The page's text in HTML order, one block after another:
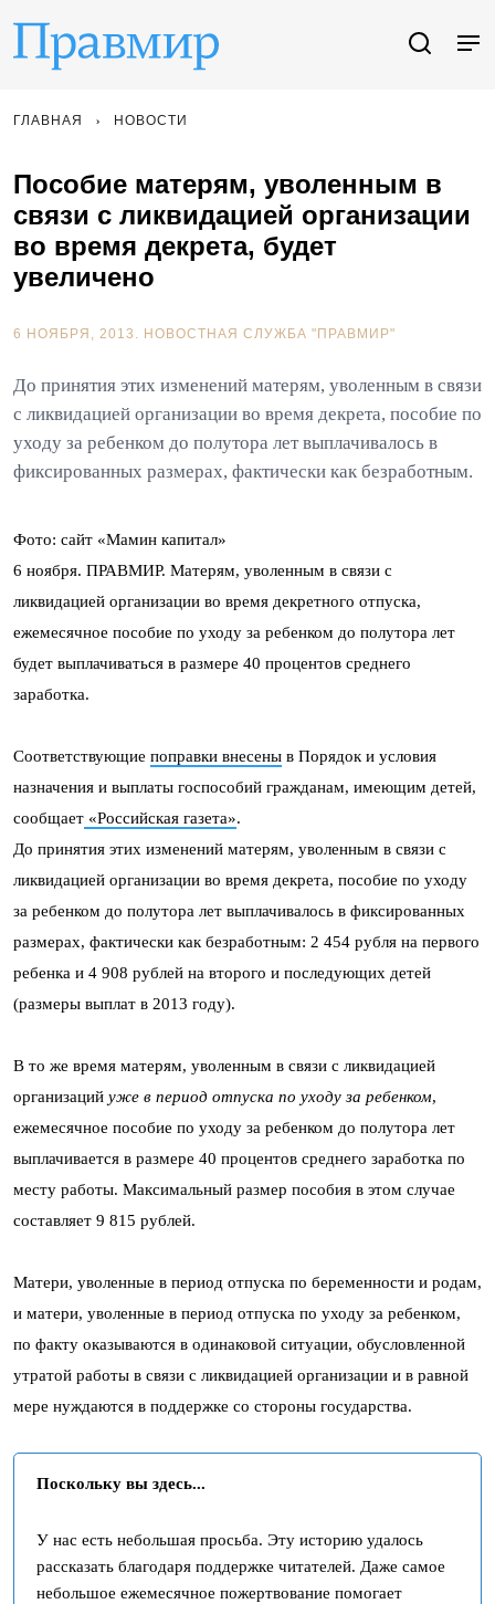
ГЛАВНАЯ НОВОСТИ
Пособие матерям, уволенным в
связи с ликвидацией организации
во время декрета, будет
увеличено
6 НОЯБРЯ, 2013. НОВОСТНАЯ СЛУЖБА "ПРАВМИР"
До принятия этих изменений матерям, уволенным в связи
с ликвидацией организации во время декрета, пособие по
уходу за ребенком до полутора лет выплачивалось в
фиксированных размерах, фактически как безработным.
Фото: сайт «Мамин капитал»
6 ноября. ПРАВМИР. Матерям, уволенным в связи с
ликвидацией организации во время декретного отпуска,
ежемесячное пособие по уходу за ребенком до полутора лет
будет выплачиваться в размере 40 процентов среднего
заработка.
Соответствующие поправки внесены в Порядок и условия
назначения и выплаты госпособий гражданам, имеющим детей,
сообщает «Российская газета».
До принятия этих изменений матерям, уволенным в связи с
ликвидацией организации во время декрета, пособие по уходу
за ребенком до полутора лет выплачивалось в фиксированных
размерах, фактически как безработным: 2 454 рубля на первого
ребенка и 4 908 рублей на второго и последующих детей
(размеры выплат в 2013 году).
В то же время матерям, уволенным в связи с ликвидацией
организаций уже в период отпуска по уходу за ребенком,
ежемесячное пособие по уходу за ребенком до полутора лет
выплачивается в размере 40 процентов среднего заработка по
месту работы. Максимальный размер пособия в этом случае
составляет 9 815 рублей.
Матери, уволенные в период отпуска по беременности и родам,
и матери, уволенные в период отпуска по уходу за ребенком,
по факту оказываются в одинаковой ситуации, обусловленной
утратой работы в связи с ликвидацией организации и в равной
мере нуждаются в поддержке со стороны государства.
Поскольку вы здесь...
У нас есть небольшая просьба. Эту историю удалось
рассказать благодаря поддержке читателей. Даже самое
небольшое ежемесячное пожертвование помогает